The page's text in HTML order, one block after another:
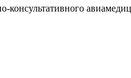
консультативного